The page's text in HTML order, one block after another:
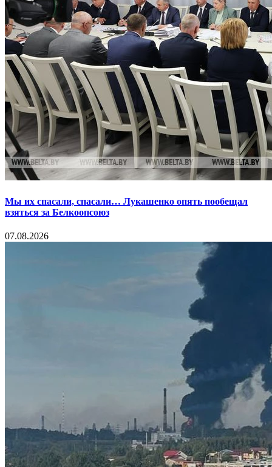
Мы их спасали, спасали… Лукашенко опять пообещал
взяться за Белкоопсоюз
07.08.2026